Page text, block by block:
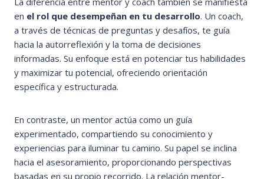
en el rol que desempeñan en tu desarrollo. Un coach,
a través de técnicas de preguntas y desafíos, te guía
hacia la autorreflexión y la toma de decisiones
informadas. Su enfoque está en potenciar tus habilidades
y maximizar tu potencial, ofreciendo orientación
específica y estructurada.
En contraste, un mentor actúa como un guía
experimentado, compartiendo su conocimiento y
experiencias para iluminar tu camino. Su papel se inclina
hacia el asesoramiento, proporcionando perspectivas
basadas en su propio recorrido. La relación mentor-